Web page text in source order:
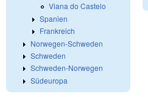
Viana do Castelo
Spanien
Frankreich
Norwegen-Schweden
Schweden
Schweden-Norwegen
Südeuropa